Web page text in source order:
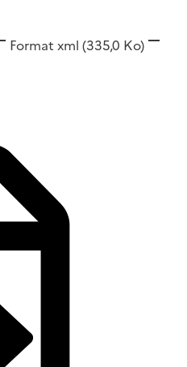
Format xml (335,0 Ko)